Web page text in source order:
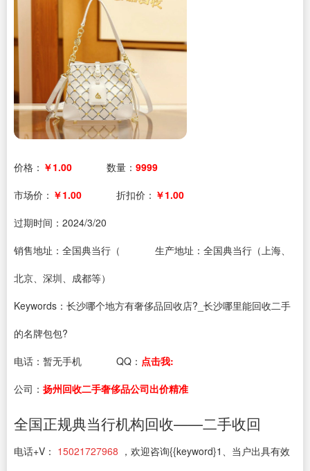
价格： ￥1.00 数量： 9999
市场价： ￥1.00 折扣价： ￥1.00
过期时间： 2024/3/20
销售地址：全国典当行（
生产地址：全国典当行（上海、
北京、深圳、成都等）
Keywords：长沙哪个地方有奢侈品回收店?_长沙哪里能回收二手
的名牌包包?
电话： 暂无手机 QQ： 点击我:
公司： 扬州回收二手奢侈品公司出价精准
全国正规典当行机构回收——二手收回
电话+V： 15021727968 ，欢迎咨询{{keyword}1、当户出具有效